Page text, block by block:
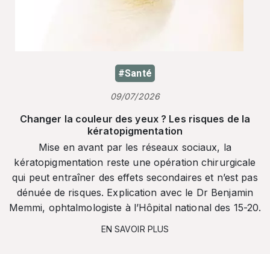
#Santé
09/07/2026
Changer la couleur des yeux ? Les risques de la
kératopigmentation
Mise en avant par les réseaux sociaux, la
kératopigmentation reste une opération chirurgicale
qui peut entraîner des effets secondaires et n’est pas
dénuée de risques. Explication avec le Dr Benjamin
Memmi, ophtalmologiste à l’Hôpital national des 15-20.
EN SAVOIR PLUS